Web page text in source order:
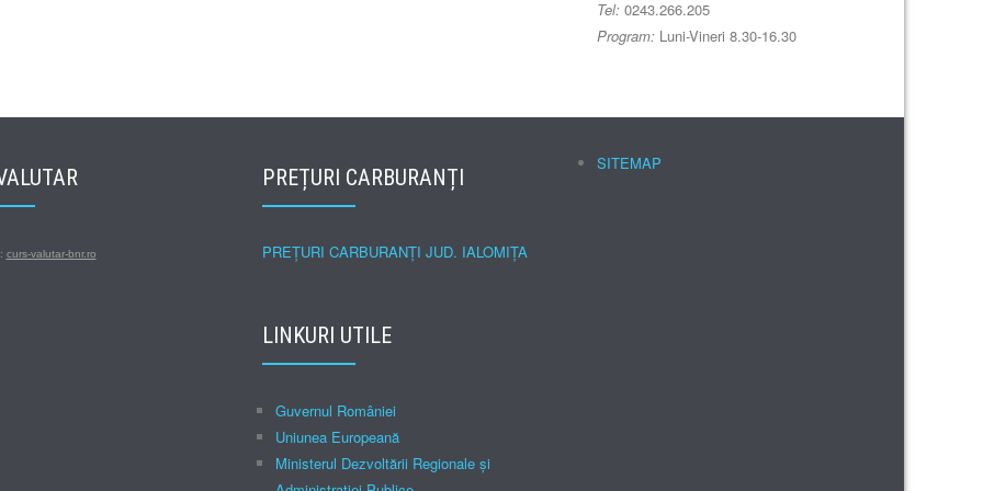
Tel:0243.266.205
Program:Luni-Vineri 8.30-16.30
curs-valutar-bnr.ro
PREȚURI CARBURANȚI
PREȚURI CARBURANȚI JUD. IALOMIȚA
LINKURI UTILE
Guvernul României
Uniunea Europeană
Ministerul Dezvoltării Regionale şi
SITEMAP